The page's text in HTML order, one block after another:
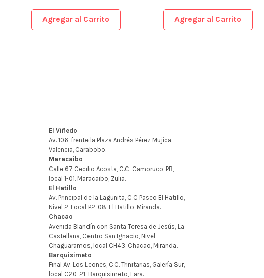
Agregar al Carrito Agregar al Carrito